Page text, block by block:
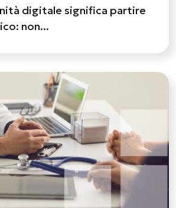
digitale significa partire
non...